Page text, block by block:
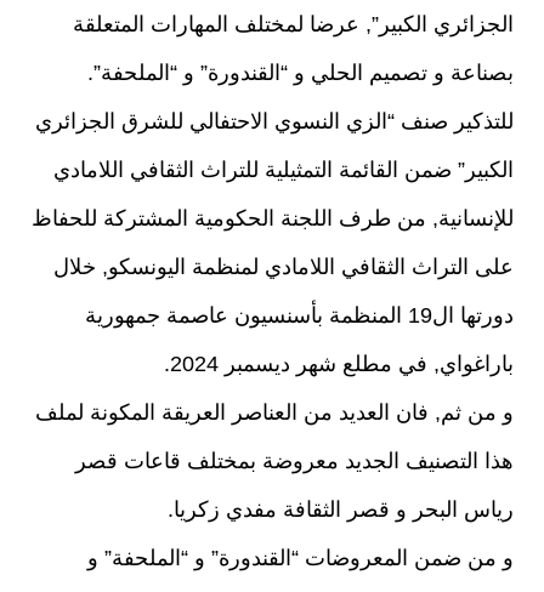
الجزائري الكبير”, عرضا لمختلف المهارات المتعلقة
بصناعة و تصميم الحلي و “القندورة” و “الملحفة”.
للتذكير صنف “الزي النسوي الاحتفالي للشرق الجزائري
الكبير” ضمن القائمة التمثيلية للتراث الثقافي اللامادي
للإنسانية, من طرف اللجنة الحكومية المشتركة للحفاظ
على التراث الثقافي اللامادي لمنظمة اليونسكو, خلال
دورتها ال19 المنظمة بأسنسيون عاصمة جمهورية
باراغواي, في مطلع شهر ديسمبر 2024.
و من ثم, فان العديد من العناصر العريقة المكونة لملف
هذا التصنيف الجديد معروضة بمختلف قاعات قصر
رياس البحر و قصر الثقافة مفدي زكريا.
و من ضمن المعروضات “القندورة” و “الملحفة” و